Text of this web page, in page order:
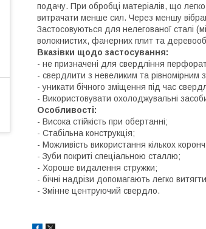
подачу. При обробці матеріалів, що
витрачати менше сил. Через меншу
Застосовуються для нелегованої сталі
волокнистих, фанерних плит та
Вказівки щодо застосування:
- не призначені для свердління
- свердлити з невеликим та рівномірним
- уникати бічного зміщення під час
- Використовувати охолоджувальні
Особливості:
- Висока стійкість при обертанні;
- Стабільна конструкція;
- Можливість використання кількох
- Зуби покриті спеціальною сталлю;
- Хороше видалення стружки;
- бічні надрізи допомагають легко
- Змінне центруючий свердло.